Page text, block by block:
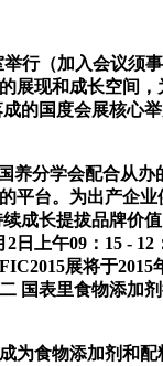
（加入会议须
展现和成长空间
的国度会展核
学会配合从办
平台。为出产企
成长提拔品牌
日上午09：15 -
展将于
国表里食物添
食物添加剂和配